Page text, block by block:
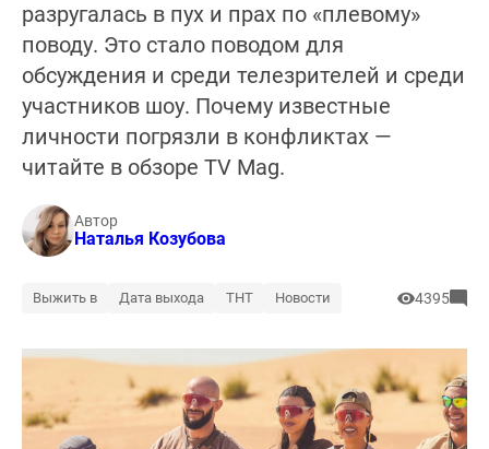
разругалась в пух и прах по «плевому»
поводу. Это стало поводом для
обсуждения и среди телезрителей и среди
участников шоу. Почему известные
личности погрязли в конфликтах —
читайте в обзоре TV Mag.
Автор
Наталья Козубова
Выжить в Дата выхода ТНТ Новости 4395